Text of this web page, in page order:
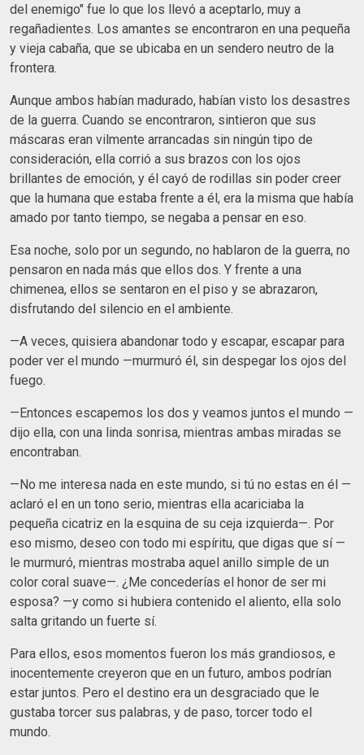
del enemigo" fue lo que los llevó a aceptarlo, muy a
regañadientes. Los amantes se encontraron en una pequeña
y vieja cabaña, que se ubicaba en un sendero neutro de la
frontera.
Aunque ambos habían madurado, habían visto los desastres
de la guerra. Cuando se encontraron, sintieron que sus
máscaras eran vilmente arrancadas sin ningún tipo de
consideración, ella corrió a sus brazos con los ojos
brillantes de emoción, y él cayó de rodillas sin poder creer
que la humana que estaba frente a él, era la misma que había
amado por tanto tiempo, se negaba a pensar en eso.
Esa noche, solo por un segundo, no hablaron de la guerra, no
pensaron en nada más que ellos dos. Y frente a una
chimenea, ellos se sentaron en el piso y se abrazaron,
disfrutando del silencio en el ambiente.
—A veces, quisiera abandonar todo y escapar, escapar para
poder ver el mundo —murmuró él, sin despegar los ojos del
fuego.
—Entonces escapemos los dos y veamos juntos el mundo —
dijo ella, con una linda sonrisa, mientras ambas miradas se
encontraban.
—No me interesa nada en este mundo, si tú no estas en él —
aclaró el en un tono serio, mientras ella acariciaba la
pequeña cicatriz en la esquina de su ceja izquierda—. Por
eso mismo, deseo con todo mi espíritu, que digas que sí —
le murmuró, mientras mostraba aquel anillo simple de un
color coral suave—. ¿Me concederías el honor de ser mi
esposa? —y como si hubiera contenido el aliento, ella solo
salta gritando un fuerte sí.
Para ellos, esos momentos fueron los más grandiosos, e
inocentemente creyeron que en un futuro, ambos podrían
estar juntos. Pero el destino era un desgraciado que le
gustaba torcer sus palabras, y de paso, torcer todo el
mundo.